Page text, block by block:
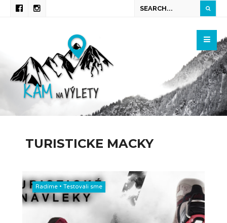
TURISTICKE MACKY
Radíme • Testovali sme